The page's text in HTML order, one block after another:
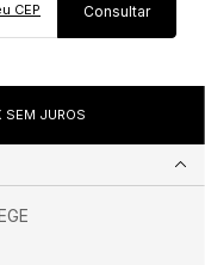
CEP
SEM JUROS